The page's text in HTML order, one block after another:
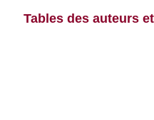
Tables des auteurs